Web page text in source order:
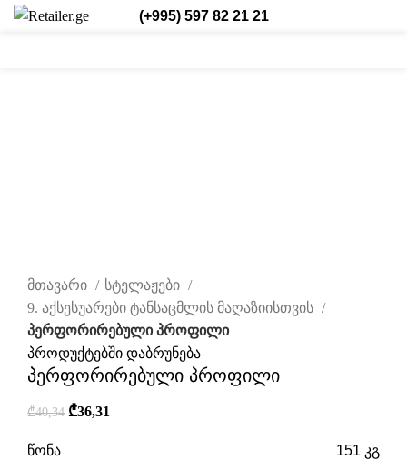
(+995) 597 82 21 21
მთავარი
სტელაჟები
9. აქსესუარები ტანსაცმლის მაღაზიისთვის
პერფორირებული პროფილი
პროდუქტებში დაბრუნება
პერფორირებული პროფილი
₾40,34 ₾36,31
წონა 151 კგ